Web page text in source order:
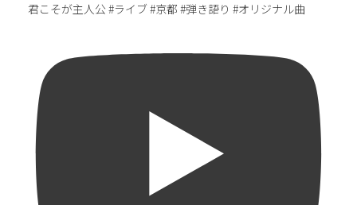
君こそが主人公 #ライブ #京都 #弾き語り #オリジナル曲